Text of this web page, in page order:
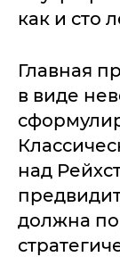
как и сто
Главная
в виде
над
должна